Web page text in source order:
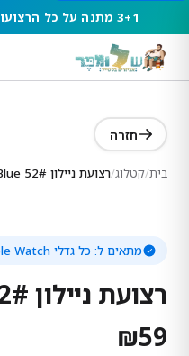
3+1 מתנה על כל הרצועות והאביזרים לשעונים חכמים
חזרה
בית/קטלוג/רצועת ניילון 52# OrangeBlue
מתאים ל: כל גדלי Apple Watch
רצועת ניילון 52# OrangeBlue
₪59